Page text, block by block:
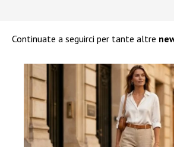
Continuate a seguirci per tante altre